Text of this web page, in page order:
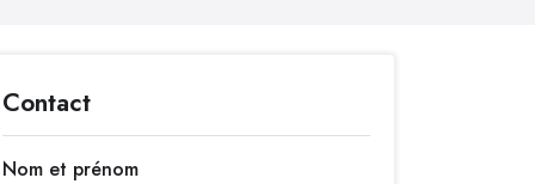
Contact
Nom et prénom